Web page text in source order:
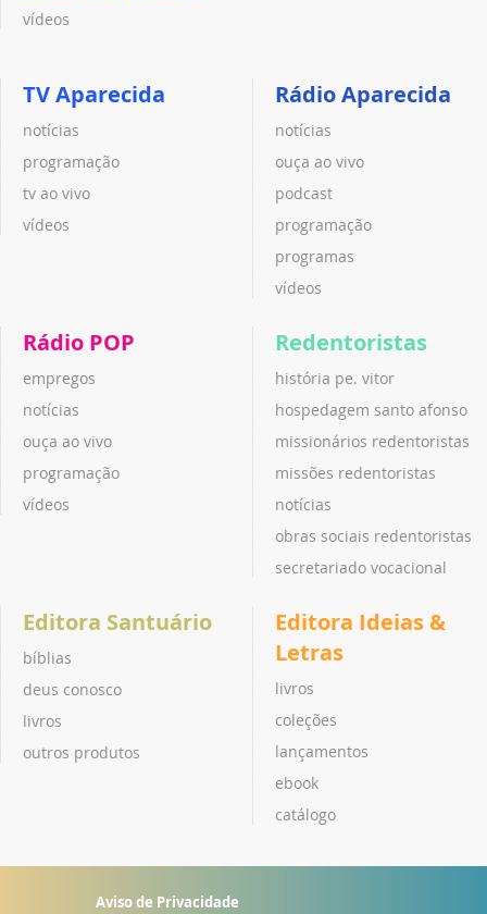
vídeos
TV Aparecida
notícias
programação
tv ao vivo
vídeos
Rádio Aparecida
notícias
ouça ao vivo
podcast
programação
programas
vídeos
Rádio POP
empregos
notícias
ouça ao vivo
programação
vídeos
Redentoristas
história pe. vitor
hospedagem santo afonso
missionários redentoristas
missões redentoristas
notícias
obras sociais redentoristas
secretariado vocacional
Editora Santuário
bíblias
deus conosco
livros
outros produtos
Editora Ideias &
Letras
livros
coleções
lançamentos
ebook
catálogo
Aviso de Privacidade